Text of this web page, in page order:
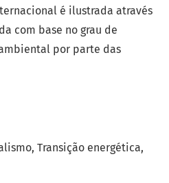
Transição energética
é ilustrada através
com base no grau de
por parte das